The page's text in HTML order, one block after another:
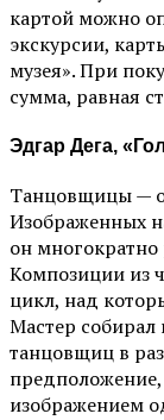
картой можно
экскурсии,
музея». При
сумма, равная
Эдгар Дега,
Танцовщицы —
Изображенных
он многократно
Композиции из
цикл, над
Мастер
танцовщиц в
предположение,
изображением